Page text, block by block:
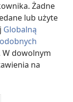
Żadne
lub użyte
Globalną
W dowolnym
na
of Pennsylvania.